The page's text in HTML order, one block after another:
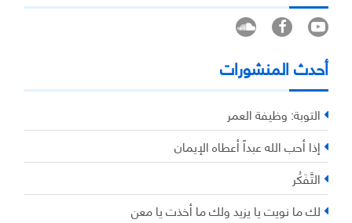
أحدث المنشورات
التوبة: وظيفة العمر
إذا أحب الله عبداً أعطاه الإيمان
التَّفَكُر
لك ما نويت يا يزيد ولك ما أخذت يا معن